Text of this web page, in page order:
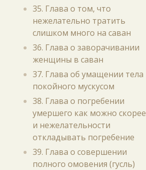
35. Глава о том, что
нежелательно тратить
слишком много на саван
36. Глава о заворачивании
женщины в саван
37. Глава об умащении тела
покойного мускусом
38. Глава о погребении
умершего как можно скорее
и нежелательности
откладывать погребение
39. Глава о совершении
полного омовения (гусль)